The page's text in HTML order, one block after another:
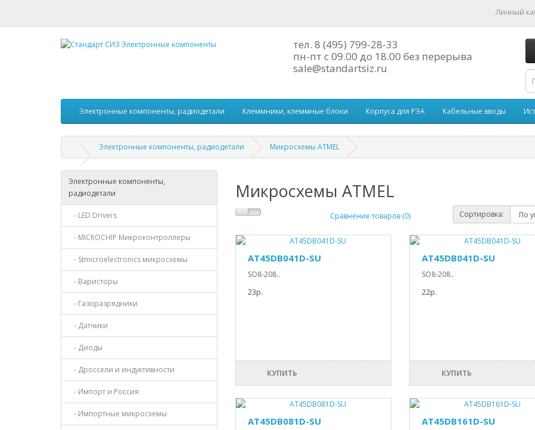
Личный
тел. 8 (495) 799-28-33
пн-пт с 09.00 до 18.00 без перерыва
sale@standartsiz.ru
Электронные компоненты, радиодетали Клеммники, клеммные блоки Корпуса для РЭА Кабельные вводы
Электронные компоненты, радиодетали Микросхемы ATMEL
Электронные компоненты,
радиодетали
- LED Drivers
- MICROCHIP Микроконтроллеры
- Stmicroelectronics микросхемы
- Варисторы
- Газоразрядники
- Датчики
- Диоды
- Дроссели и индуктивности
- Импорт и Россия
- Импортные микросхемы
Микросхемы ATMEL
Сравнение товаров (0) Сортировка:
AT45DB041D-SU
SO8-208..
23р.
КУПИТЬ
AT45DB041D-SU
SO8-208..
22р.
КУПИТЬ
AT45DB081D-SU AT45DB161D-SU